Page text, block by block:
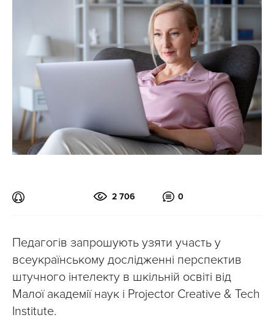
2 706 0
Педагогів запрошують узяти участь у
всеукраїнському дослідженні перспектив
штучного інтелекту в шкільній освіті від
Малої академії наук і Projector Creative & Tech
Institute.